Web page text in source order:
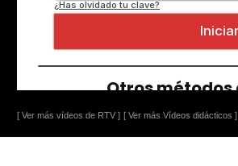
[ Ver más vídeos de RTV ] [ Ver más Vídeos didácticos ]